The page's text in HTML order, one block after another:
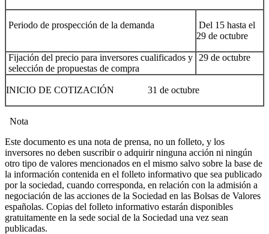
Periodo de prospección de la demanda
Del 15 hasta el
29 de octubre
Fijación del precio para inversores cualificados y
selección de propuestas de compra
29 de octubre
INICIO DE COTIZACIÓN 31 de octubre
Nota
Este documento es una nota de prensa, no un folleto, y los
inversores no deben suscribir o adquirir ninguna acción ni ningún
otro tipo de valores mencionados en el mismo salvo sobre la base de
la información contenida en el folleto informativo que sea publicado
por la sociedad, cuando corresponda, en relación con la admisión a
negociación de las acciones de la Sociedad en las Bolsas de Valores
españolas. Copias del folleto informativo estarán disponibles
gratuitamente en la sede social de la Sociedad una vez sean
publicadas.